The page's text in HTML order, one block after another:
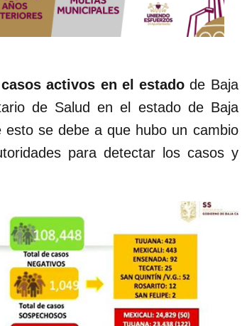
casos activos en el estado de Baja
de Salud en el estado de Baja
esto se debe a que hubo un cambio
para detectar los casos y